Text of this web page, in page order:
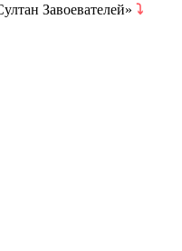
Завоевателей» ⤵